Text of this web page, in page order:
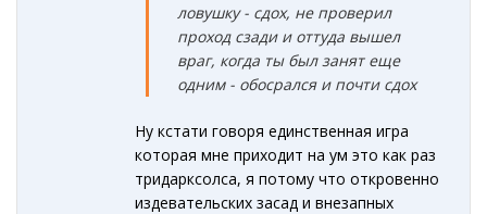
ловушку - сдох, не проверил
проход сзади и оттуда вышел
враг, когда ты был занят еще
одним - обосрался и почти сдох
Ну кстати говоря единственная игра
которая мне приходит на ум это как раз
тридарксолса, я потому что откровенно
издевательских засад и внезапных